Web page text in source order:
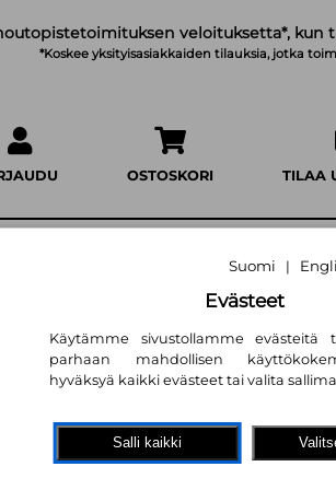
veloituksetta*, kun
*Koskee yksityisasiakkaiden tilauksia, jotka
OSTOSKORI TILAA
Suomi |
Evästeet
Käytämme sivustollamme evästeitä
parhaan mahdollisen
hyväksyä kaikki evästeet tai valita
Salli kaikki